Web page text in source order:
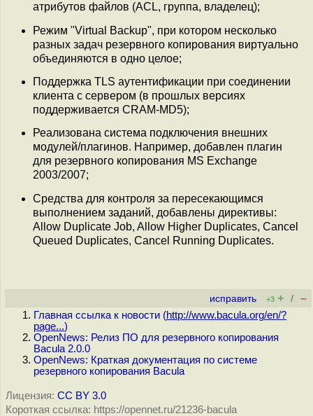
атрибутов файлов (ACL, группа, владелец);
Режим "Virtual Backup", при котором несколько
разных задач резервного копирования виртуально
объединяются в одно целое;
Поддержка TLS аутентификации при соединении
клиента с сервером (в прошлых версиях
поддерживается CRAM-MD5);
Реализована система подключения внешних
модулей/плагинов. Например, добавлен плагин
для резервного копирования MS Exchange
2003/2007;
Средства для контроля за пересекающимся
выполнением заданий, добавлены директивы:
Allow Duplicate Job, Allow Higher Duplicates, Cancel
Queued Duplicates, Cancel Running Duplicates.
исправить +3 + / –
Главная ссылка к новости (http://www.bacula.org/en/?
page...)
OpenNews: Релиз ПО для резервного копирования
Bacula 2.0.0
OpenNews: Краткая документация по системе
резервного копирования Bacula
Лицензия: CC BY 3.0
Короткая ссылка: https://opennet.ru/21236-bacula